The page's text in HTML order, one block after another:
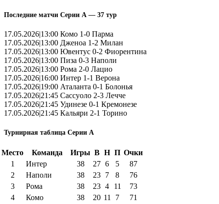
Последние матчи Серии А — 37 тур
17.05.2026|13:00 Комо 1-0 Парма
17.05.2026|13:00 Дженоа 1-2 Милан
17.05.2026|13:00 Ювентус 0-2 Фиорентина
17.05.2026|13:00 Пиза 0-3 Наполи
17.05.2026|13:00 Рома 2-0 Лацио
17.05.2026|16:00 Интер 1-1 Верона
17.05.2026|19:00 Аталанта 0-1 Болонья
17.05.2026|21:45 Сассуоло 2-3 Лечче
17.05.2026|21:45 Удинезе 0-1 Кремонезе
17.05.2026|21:45 Кальяри 2-1 Торино
Турнирная таблица Серии А
Место Команда Игры В Н П Очки
1
Интер 38 27 6 5
87
2
Наполи 38 23 7 8
76
3
Рома 38 23 4 11
73
4
Комо 38 20 11 7
71